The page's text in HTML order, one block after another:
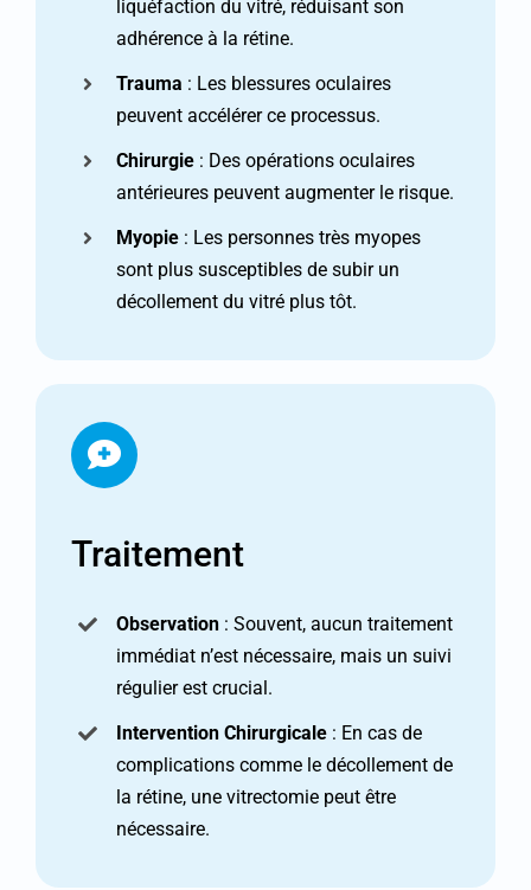
liquéfaction du vitré, réduisant son
adhérence à la rétine.
Trauma : Les blessures oculaires
peuvent accélérer ce processus.
Chirurgie : Des opérations oculaires
antérieures peuvent augmenter le risque.
Myopie : Les personnes très myopes
sont plus susceptibles de subir un
décollement du vitré plus tôt.
Traitement
Observation : Souvent, aucun traitement
immédiat n’est nécessaire, mais un suivi
régulier est crucial.
Intervention Chirurgicale : En cas de
complications comme le décollement de
la rétine, une vitrectomie peut être
nécessaire.